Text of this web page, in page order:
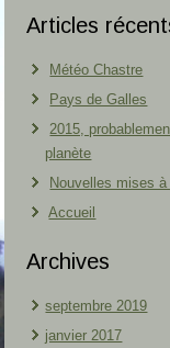
Articles
Météo Chastre
Pays de Galles
2015,
planète
Nouvelles mises à
Accueil
Archives
septembre 2019
janvier 2017